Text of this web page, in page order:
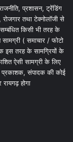
प्रशासन, ट्रेंडिंग
तथा टेक्नोलॉजी से
किसी भी तरह के
सामग्री ( समाचार / फोटो
इस तरह के सामग्रियों के
ऐसी सामग्री के लिए
प्रकाशक, संपादक की कोई
रायगढ़ होगा